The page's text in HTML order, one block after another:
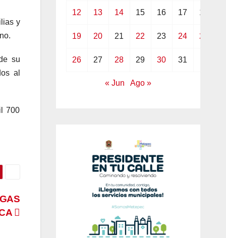
y
su
al
700
12 13 14 15 16 17 18
19 20 21 22 23 24 25
26 27 28 29 30 31
« Jun Ago »